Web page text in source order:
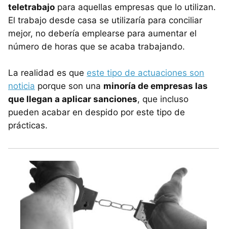
teletrabajo para aquellas empresas que lo utilizan.
El trabajo desde casa se utilizaría para conciliar
mejor, no debería emplearse para aumentar el
número de horas que se acaba trabajando.
La realidad es que este tipo de actuaciones son
noticia porque son una minoría de empresas las
que llegan a aplicar sanciones, que incluso
pueden acabar en despido por este tipo de
prácticas.